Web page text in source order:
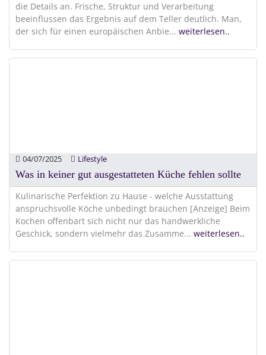
die Details an. Frische, Struktur und Verarbeitung
beeinflussen das Ergebnis auf dem Teller deutlich. Man,
der sich für einen europäischen Anbie... weiterlesen..
04/07/2025 Lifestyle
Was in keiner gut ausgestatteten Küche fehlen sollte
Kulinarische Perfektion zu Hause - welche Ausstattung
anspruchsvolle Köche unbedingt brauchen [Anzeige] Beim
Kochen offenbart sich nicht nur das handwerkliche
Geschick, sondern vielmehr das Zusamme... weiterlesen..